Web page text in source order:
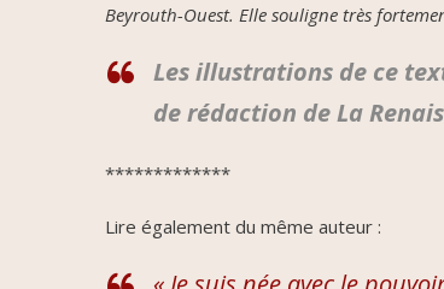
Beyrouth-Ouest. Elle souligne très
Les illustrations de ce
de rédaction de La
*************
Lire également du même auteur :